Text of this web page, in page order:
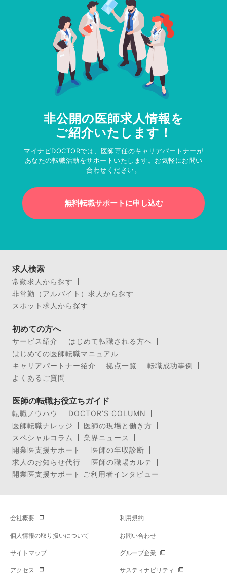
非公開の医師求人情報を
ご紹介いたします！
マイナビDOCTORでは、医師専任のキャリアパートナーが
あなたの転職活動をサポートいたします。お気軽にお問い
合わせください。
無料転職サポートに申し込む
求人検索
常勤求人から探す
非常勤（アルバイト）求人から探す
スポット求人から探す
初めての方へ
サービス紹介
はじめて転職される方へ
はじめての医師転職マニュアル
キャリアパートナー紹介
拠点一覧
転職成功事例
よくあるご質問
医師の転職お役立ちガイド
転職ノウハウ
DOCTOR’S COLUMN
医師転職ナレッジ
医師の現場と働き方
スペシャルコラム
業界ニュース
開業医支援サポート
医師の年収診断
求人のお知らせ代行
医師の職場カルテ
開業医支援サポート ご利用者インタビュー
会社概要 利用規約
個人情報の取り扱いについて お問い合わせ
サイトマップ グループ企業
アクセス サスティナビリティ